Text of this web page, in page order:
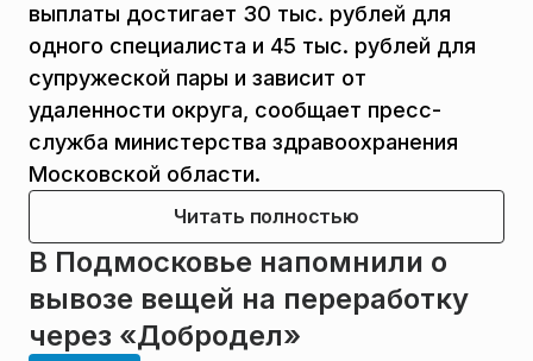
выплаты достигает 30 тыс. рублей для
одного специалиста и 45 тыс. рублей для
супружеской пары и зависит от
удаленности округа, сообщает пресс-
служба министерства здравоохранения
Московской области.
Читать полностью
В Подмосковье напомнили о
вывозе вещей на переработку
через «Добродел»